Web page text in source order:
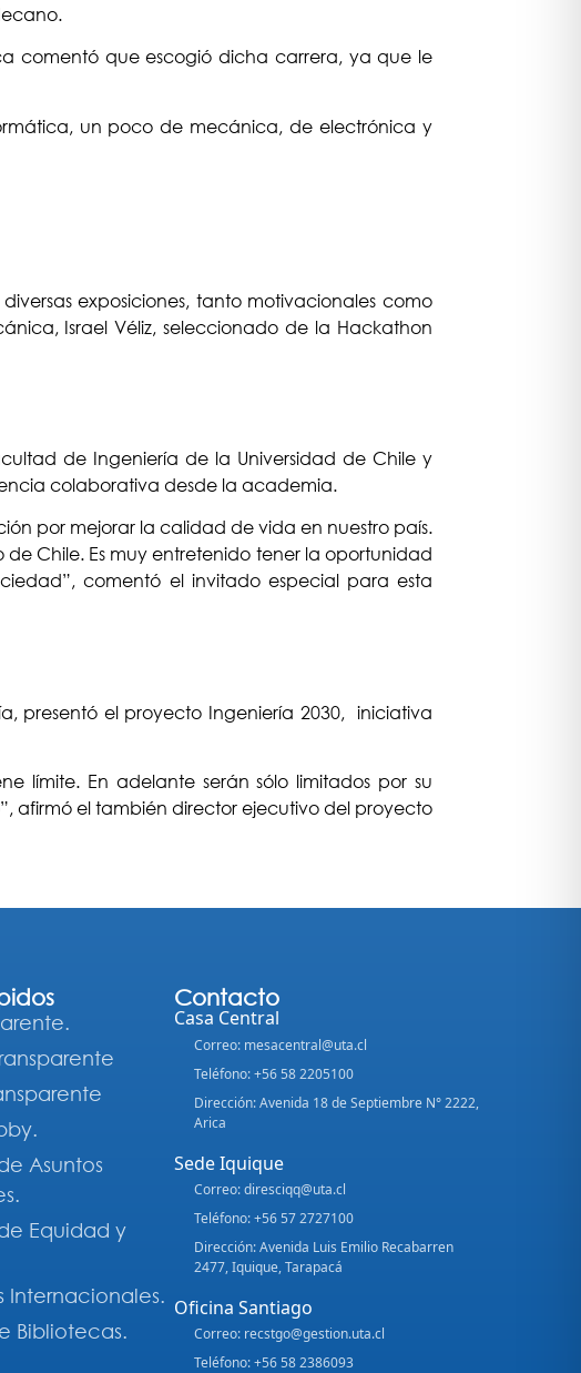
comentó que escogió dicha carrera, ya que le
un poco de mecánica, de electrónica y
exposiciones, tanto motivacionales como
Israel Véliz, seleccionado de la Hackathon
de Ingeniería de la Universidad de Chile y
colaborativa desde la academia.
por mejorar la calidad de vida en nuestro país.
Chile. Es muy entretenido tener la oportunidad
comentó el invitado especial para esta
presentó el proyecto Ingeniería 2030, iniciativa
límite. En adelante serán sólo limitados por su
afirmó el también director ejecutivo del proyecto
Asuntos
Equidad y
Internacionales.
Bibliotecas.
Contacto
Casa Central
Correo: mesacentral@uta.cl
Teléfono: +56 58 2205100
Dirección: Avenida 18 de Septiembre N° 2222,
Arica
Sede Iquique
Correo: diresciqq@uta.cl
Teléfono: +56 57 2727100
Dirección: Avenida Luis Emilio Recabarren
2477, Iquique, Tarapacá
Oficina Santiago
Correo: recstgo@gestion.uta.cl
Teléfono: +56 58 2386093